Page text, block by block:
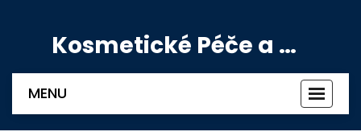
Kosmetické Péče a Výživové Doplňky
MENU